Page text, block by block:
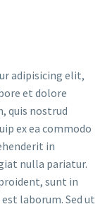
adipisicing elit,
et dolore
quis nostrud
ex ea commodo
in
nulla pariatur.
sunt in
laborum. Sed ut